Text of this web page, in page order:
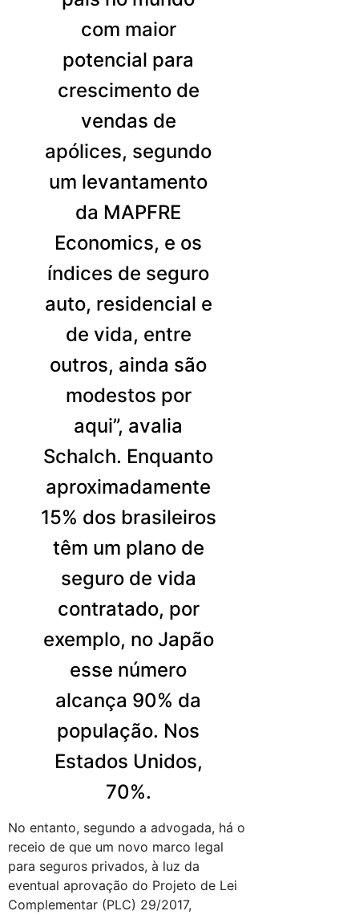
com maior
potencial para
crescimento de
vendas de
apólices, segundo
um levantamento
da MAPFRE
Economics, e os
índices de seguro
auto, residencial e
de vida, entre
outros, ainda são
modestos por
aqui”, avalia
Schalch. Enquanto
aproximadamente
15% dos brasileiros
têm um plano de
seguro de vida
contratado, por
exemplo, no Japão
esse número
alcança 90% da
população. Nos
Estados Unidos,
70%.
No entanto, segundo a advogada, há o
receio de que um novo marco legal
para seguros privados, à luz da
eventual aprovação do Projeto de Lei
Complementar (PLC) 29/2017,